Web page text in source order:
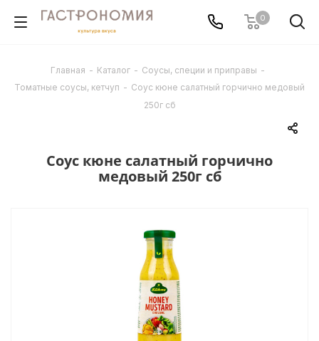
0
Главная - Каталог - Соусы, специи и приправы -
Томатные соусы, кетчуп - Соус кюне салатный горчично медовый
250г сб
Соус кюне салатный горчично
медовый 250г сб